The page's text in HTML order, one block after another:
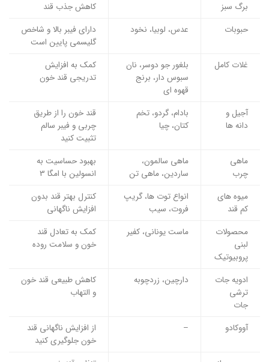
برگ سبز
کاهش جذب قند
حبوبات
عدس، لوبیا، نخود
دارای فیبر بالا و شاخص
گلیسمی پایین است
غلات کامل
بلغور جو دوسر، نان
سبوس دار، برنج
قهوه ای
کمک به افزایش
تدریجی قند خون
آجیل و
دانه ها
بادام، گردو، تخم
کتان، چیا
قند خون را از طریق
چربی و فیبر سالم
تثبیت کنید
ماهی
چرب
ماهی سالمون،
ساردین، ماهی تن
بهبود حساسیت به
انسولین با امگا 3
میوه های
کم قند
انواع توت ها، گریپ
فروت، سیب
کنترل بهتر قند بدون
افزایش ناگهانی
محصولات
لبنی
پروبیوتیک
ماست یونانی، کفیر
کمک به تعادل قند
خون و سلامت روده
ادویه جات
ترشی
جات
دارچین، زردچوبه
کاهش طبیعی قند خون
و التهاب
آووکادو –
از افزایش ناگهانی قند
خون جلوگیری کنید